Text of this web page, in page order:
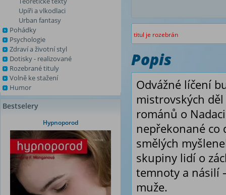
Upíři a vlkodlaci
Urban fantasy
Pohádky
Psychologie
Zdraví a životní styl
Dotisky - realizované
Rozebrané tituly
Volně ke stažení
Humor
Bestselery
Hypnoporod
titul je rozebrán
Popis
Odvážné líčení
mistrovských
románů o
nepřekonané co
smělých
skupiny lidí o
temnoty a násilí
muže.